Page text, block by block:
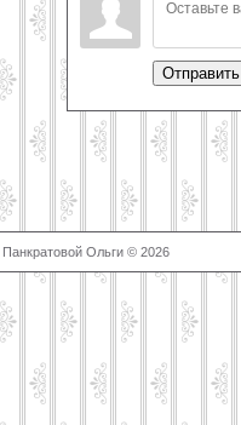
Отправить
Ольги © 2026